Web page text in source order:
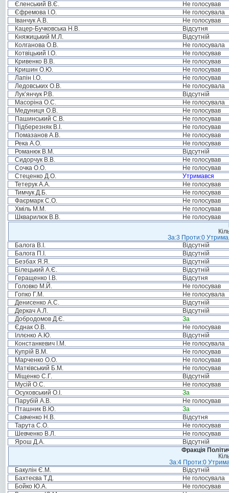
Єленський В.Є.
Не голосував
Єфремова І.О.
Не голосувала
Іванчук А.В.
Не голосував
Кацер-Бучковська Н.В.
Відсутня
Княжицький М.Л.
Відсутній
Колганова О.В.
Не голосувала
Котвіцький І.О.
Не голосував
Кривенко В.В.
Не голосував
Кришин О.Ю.
Не голосував
Лапін І.О.
Не голосував
Ледовських О.В.
Не голосувала
Лук’янчук Р.В.
Відсутній
Масоріна О.С.
Не голосувала
Медуниця О.В.
Не голосував
Пашинський С.В.
Не голосував
Підберезняк В.І.
Не голосував
Помазанов А.В.
Не голосував
Река А.О.
Не голосував
Романюк В.М.
Відсутній
Сидорчук В.В.
Не голосував
Сочка О.О.
Не голосував
Стеценко Д.О.
Утримався
Тетерук А.А.
Не голосував
Тимчук Д.Б.
Не голосував
Фаєрмарк С.О.
Не голосував
Хміль М.М.
Не голосував
Шкварилюк В.В.
Не голосував
За:3 Проти:0
Балога В.І.
Відсутній
Балога П.І.
Відсутній
Безбах Я.Я.
Відсутній
Білецький А.Є.
Відсутній
Геращенко І.В.
Відсутня
Головко М.Й.
Не голосував
Гопко Г.М.
Не голосувала
Денисенко А.С.
Відсутній
Деркач А.Л.
Відсутній
Добродомов Д.Є.
За
Єднак О.В.
Не голосував
Іллєнко А.Ю.
Відсутній
Констанкевич І.М.
Не голосувала
Купрій В.М.
Не голосував
Марченко О.О.
Не голосував
Матківський Б.М.
Не голосував
Міщенко С.Г.
Відсутній
Мусій О.С.
Не голосував
Осуховський О.І.
За
Парубій А.В.
Не голосував
Пташник В.Ю.
За
Савченко Н.В.
Відсутня
Тарута С.О.
Не голосував
Шевченко В.Л.
Не голосував
Ярош Д.А.
Відсутній
Фракція
За:4 Проти:0
Бакулін Є.М.
Відсутній
Бахтеєва Т.Д.
Не голосувала
Бойко Ю.А.
Не голосував